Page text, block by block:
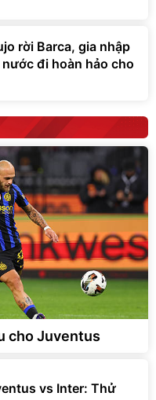
rời Barca, gia nhập
đi hoàn hảo cho
cho Juventus
vs Inter: Thử